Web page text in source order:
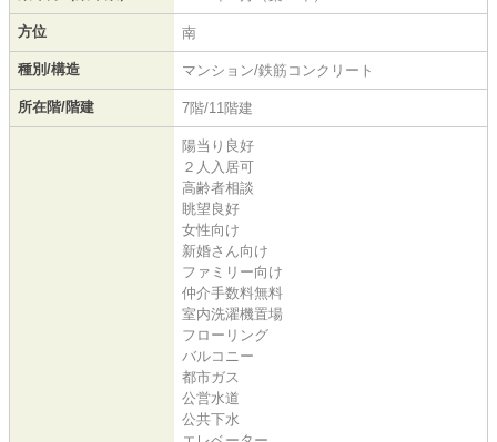
方位 南
種別/構造 マンション/鉄筋コンクリート
所在階/階建 7階/11階建
陽当り良好
２人入居可
高齢者相談
眺望良好
女性向け
新婚さん向け
ファミリー向け
仲介手数料無料
室内洗濯機置場
フローリング
バルコニー
都市ガス
公営水道
公共下水